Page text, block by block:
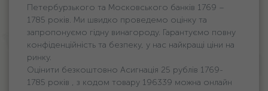
Петербурзького та Московського банків 1769 –
1785 років. Ми швидко проведемо оцінку та
запропонуємо гідну винагороду. Гарантуємо повну
конфіденційність та безпеку, у нас найкращі ціни на
ринку.
Оцінити безкоштовно Асигнація 25 рублів 1769-
1785 років , з кодом товару 196339 можна онлайн